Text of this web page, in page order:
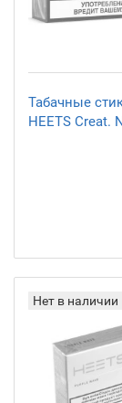
Табачные
HEETS Creat.
Нет в наличии